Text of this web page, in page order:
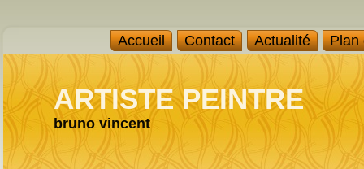
Accueil Contact Actualité Plan
ARTISTE PEINTRE
bruno vincent